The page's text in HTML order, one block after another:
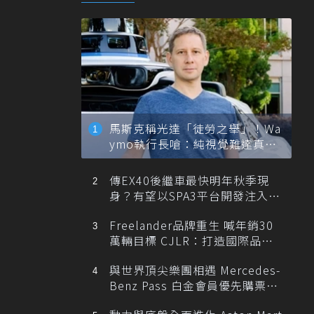
馬斯克稱光達「徒勞之舉」！Wa
ymo執行長嗆：純視覺難達真正
自動駕駛
傳EX40後繼車最快明年秋季現
身？有望以SPA3平台開發注入80
Freelander品牌重生 喊年銷30
萬輛目標 CJLR：打造國際品牌
與世界頂尖樂團相遇 Mercedes-
Benz Pass 白金會員優先購票維